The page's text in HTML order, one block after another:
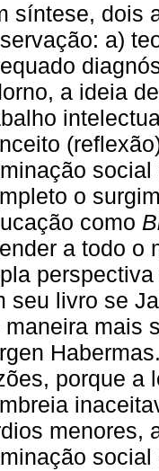
síntese, dois
a)
a ideia
o
como
a todo o
seu livro se
maneira mais
porque a
menores,
social